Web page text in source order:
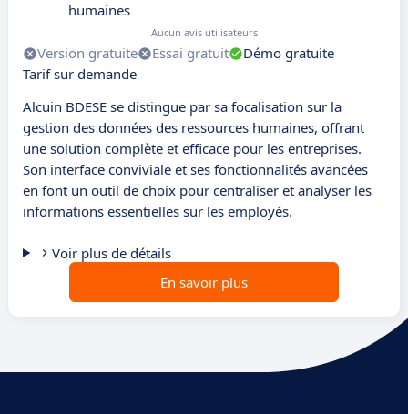
humaines
Aucun avis utilisateurs
Version gratuite Essai gratuit
Démo gratuite
Tarif sur demande
Alcuin BDESE se distingue par sa focalisation sur la
gestion des données des ressources humaines, offrant
une solution complète et efficace pour les entreprises.
Son interface conviviale et ses fonctionnalités avancées
en font un outil de choix pour centraliser et analyser les
informations essentielles sur les employés.
Voir plus de détails
En savoir plus